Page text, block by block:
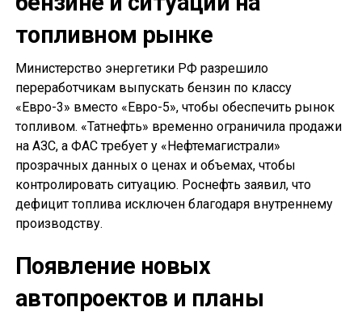
топливном рынке
Министерство энергетики РФ разрешило
переработчикам выпускать бензин по классу
«Евро-3» вместо «Евро-5», чтобы обеспечить рынок
топливом. «Татнефть» временно ограничила продажи
на АЗС, а ФАС требует у «Нефтемагистрали»
прозрачных данных о ценах и объемах, чтобы
контролировать ситуацию. Роснефть заявил, что
дефицит топлива исключен благодаря внутреннему
производству.
Появление новых
автопроектов и планы